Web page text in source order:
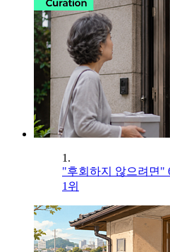
1.
"후회하지 않으려면"
1위